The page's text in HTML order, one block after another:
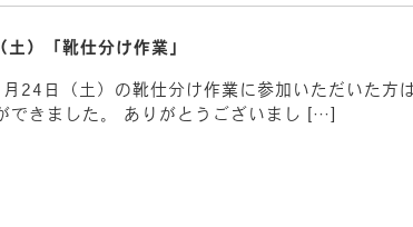
）「靴仕分け作業」
24日（土）の靴仕分け作業に参加いただいた方
できました。 ありがとうございまし […]